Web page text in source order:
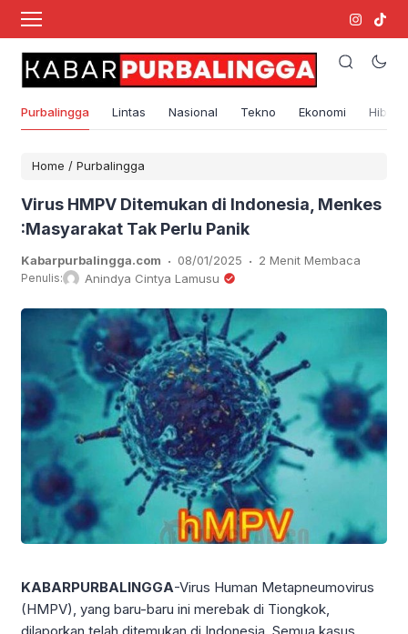
Purbalingga Lintas Nasional Tekno Ekonomi
Home / Purbalingga
Virus HMPV Ditemukan di Indonesia, Menkes
:Masyarakat Tak Perlu Panik
Kabarpurbalingga.com . 08/01/2025 . 2 Menit Membaca
Penulis: Anindya Cintya Lamusu
KABARPURBALINGGA-Virus Human Metapneumovirus
(HMPV), yang baru-baru ini merebak di Tiongkok,